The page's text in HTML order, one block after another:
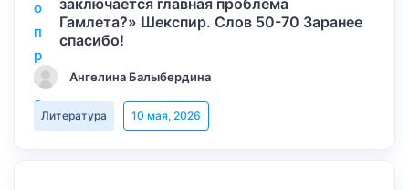
заключается главная проблема
Гамлета?» Шекспир. Слов 50-70 Заранее
спасибо!
Ангелина Балыбердина
Литература 10 мая, 2026